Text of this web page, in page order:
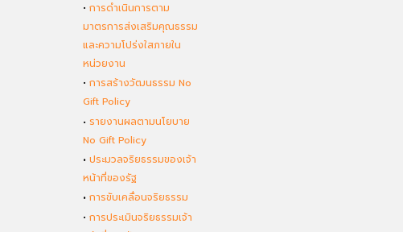
• การดำเนินการตาม
มาตรการส่งเสริมคุณธรรม
และความโปร่งใสภายใน
หน่วยงาน
• การสร้างวัฒนธรรม No
Gift Policy
• รายงานผลตามนโยบาย
No Gift Policy
• ประมวลจริยธรรมของเจ้า
หน้าที่ของรัฐ
• การขับเคลื่อนจริยธรรม
• การประเมินจริยธรรมเจ้า